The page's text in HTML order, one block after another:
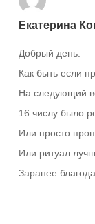
Екатерина
Добрый день.
Как быть если
На следующий
16 числу было
Или просто
Или ритуал
Заранее